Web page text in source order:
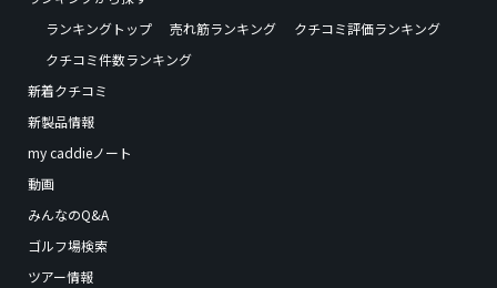
ランキングトップ
売れ筋ランキング
クチコミ評価ランキング
クチコミ件数ランキング
新着クチコミ
新製品情報
my caddieノート
動画
みんなのQ&A
ゴルフ場検索
ツアー情報